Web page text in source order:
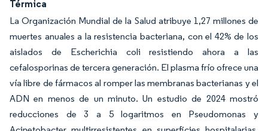
Térmica
La Organización Mundial de la Salud atribuye 1,27 millones de
muertes anuales a la resistencia bacteriana, con el 42% de los
aislados de Escherichia coli resistiendo ahora a las
cefalosporinas de tercera generación. El plasma frío ofrece una
vía libre de fármacos al romper las membranas bacterianas y el
ADN en menos de un minuto. Un estudio de 2024 mostró
reducciones de 3 a 5 logaritmos en Pseudomonas y